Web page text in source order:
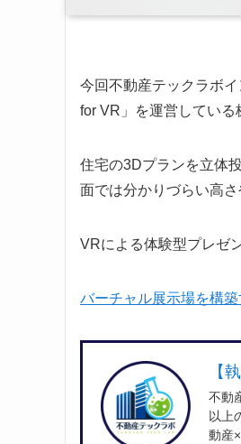
今回不動産テックラボ
for VR」を運営している
住宅の3Dプランを立体
面では分かりづらい高
VRによる体験型プレゼ
バーチャル展示場を構
【
不動
以上
動産